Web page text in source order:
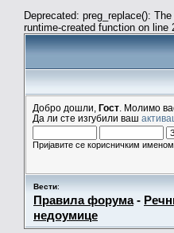
Deprecated: preg_replace():
runtime-created function on line
Добро дошли, Гост . Молимо
Да ли сте изгубили ваш
Пријавите се корисничким
Вести:
Правила форума-
недоумице